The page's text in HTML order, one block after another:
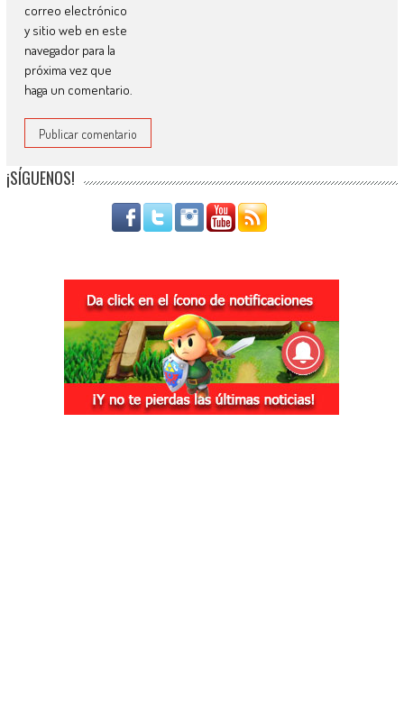
correo electrónico
y sitio web en este
navegador para la
próxima vez que
haga un comentario.
¡SÍGUENOS!